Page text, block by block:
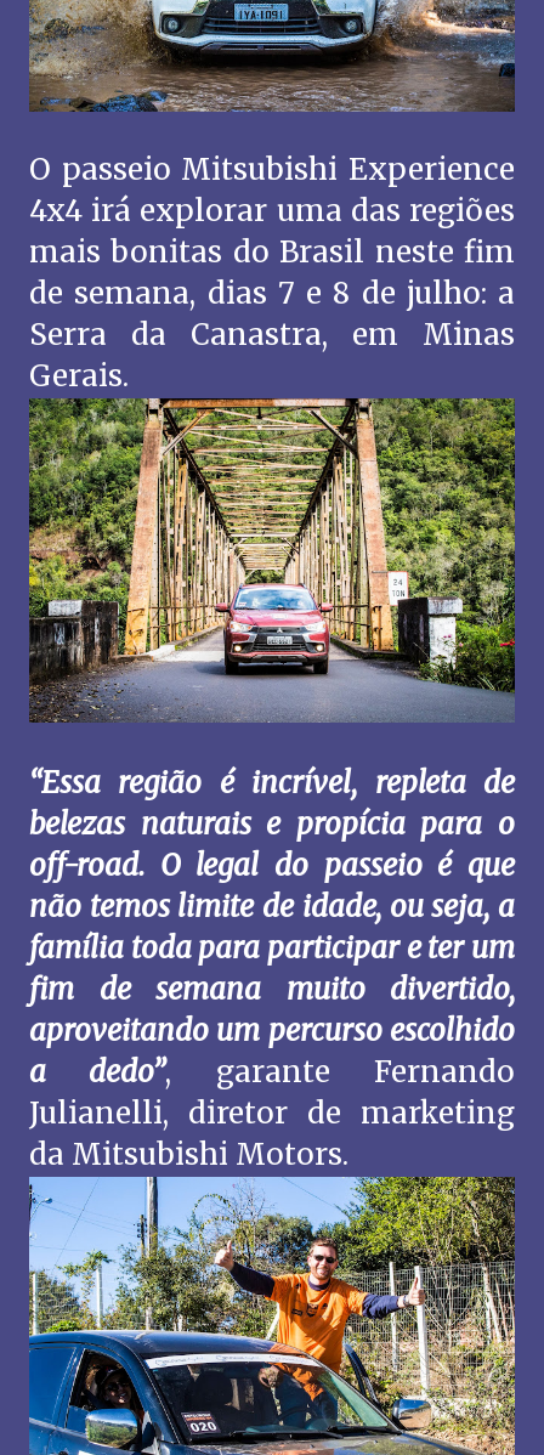
O passeio Mitsubishi Experience
4x4 irá explorar uma das regiões
mais bonitas do Brasil neste fim
de semana, dias 7 e 8 de julho: a
Serra da Canastra, em Minas
Gerais.
“Essa região é incrível, repleta de
belezas naturais e propícia para o
off-road. O legal do passeio é que
não temos limite de idade, ou seja, a
família toda para participar e ter um
fim de semana muito divertido,
aproveitando um percurso escolhido
a dedo”, garante Fernando
Julianelli, diretor de marketing
da Mitsubishi Motors.